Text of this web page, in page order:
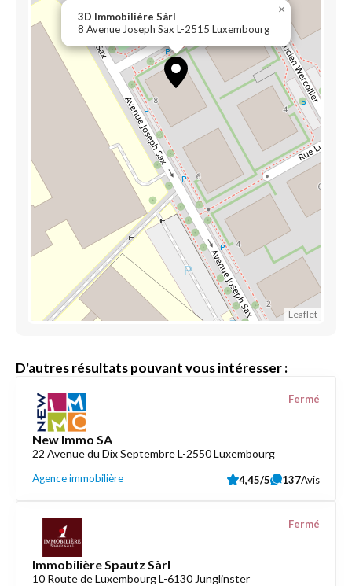
3D Immobilière Sàrl
8 Avenue Joseph Sax L-2515 Luxembourg
×
Leaflet
D'autres résultats pouvant vous intéresser :
New Immo SA
22 Avenue du Dix Septembre L-2550 Luxembourg
Agence immobilière
Fermé
4,45/5 137Avis
Immobilière Spautz Sàrl
10 Route de Luxembourg L-6130 Junglinster
Fermé